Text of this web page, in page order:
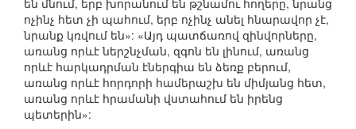
են մնում, երբ խորանում են թշնամու հողերը, նրանց
ոչինչ հետ չի պահում, երբ ոչինչ անել հնարավոր չէ,
նրանք կռվում են»: «Այդ պատճառով զինվորները,
առանց որևէ ներշնչման, զգոն են լինում, առանց
որևէ հարկադրման էներգիա են ձեռք բերում,
առանց որևէ հորդորի համերաշխ են միմյանց հետ,
առանց որևէ հրամանի վստահում են իրենց
պետերին»: